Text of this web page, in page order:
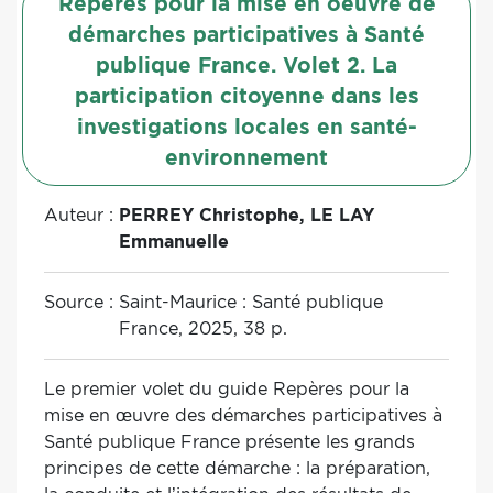
démarches participatives à Santé
publique France. Volet 2. La
participation citoyenne dans les
investigations locales en santé-
environnement
Auteur : PERREY Christophe, LE LAY
Emmanuelle
Source : Saint-Maurice : Santé publique
France, 2025, 38 p.
Le premier volet du guide Repères pour la
mise en œuvre des démarches participatives à
Santé publique France présente les grands
principes de cette démarche : la préparation,